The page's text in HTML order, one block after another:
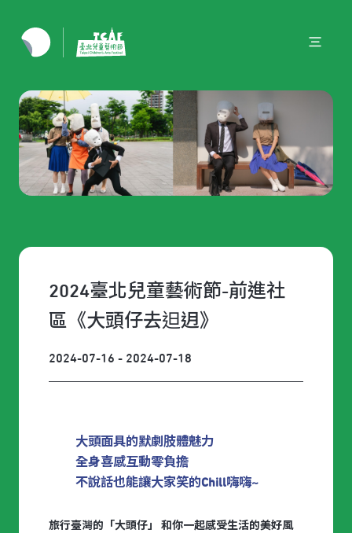
2024臺北兒童藝術節-前進社
區《大頭仔去𨑨迌》
2024-07-16 - 2024-07-18
大頭面具的默劇肢體魅力
全身喜感互動零負擔
不說話也能讓大家笑的Chill嗨嗨~
旅行臺灣的「大頭仔」 和你一起感受生活的美好風